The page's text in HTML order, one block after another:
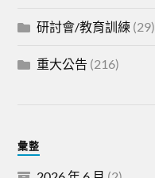
研討會/教育訓練 (29)
重大公告 (216)
彙整